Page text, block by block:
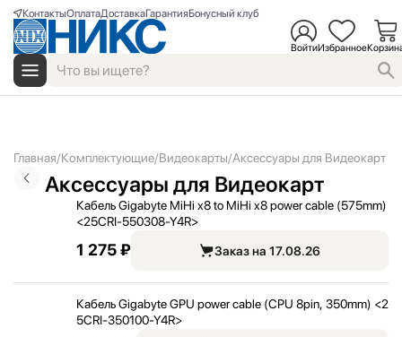
КонтактыОплатаДоставкаГарантияБонусный клуб
ВойтиИзбранное
Главная Комплектующие Видеокарты Аксессуары для Видеокарт
Аксессуары для Видеокарт
Кабель Gigabyte MiHi x8 to MiHi x8 power cable (575mm)
<25CRI-550308-Y4R>
1 275 ₽ Заказ на 17.08.26
Кабель Gigabyte GPU power cable (CPU 8pin, 350mm) <2
5CRI-350100-Y4R>